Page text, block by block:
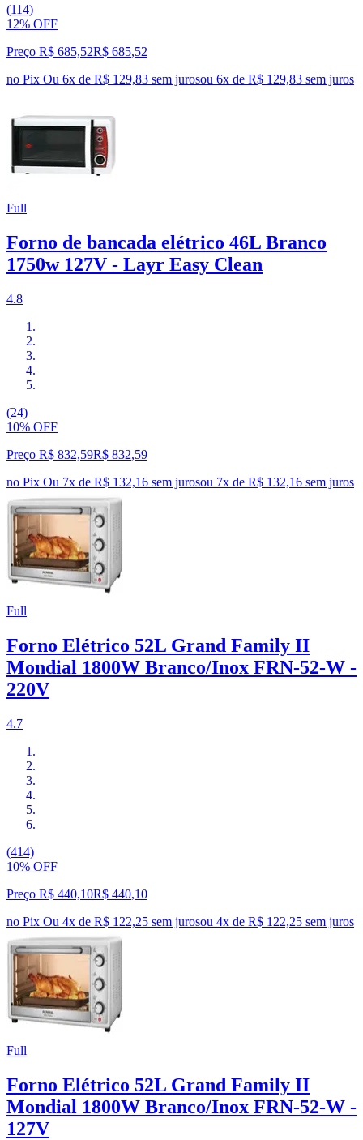
(114)
12% OFF
Preço R$ 685,52R$ 685,52
no Pix Ou 6x de R$ 129,83 sem jurosou 6x de R$ 129,83 sem juros
Full
Forno de bancada elétrico 46L Branco
1750w 127V - Layr Easy Clean
4.8
(24)
10% OFF
Preço R$ 832,59R$ 832,59
no Pix Ou 7x de R$ 132,16 sem jurosou 7x de R$ 132,16 sem juros
Full
Forno Elétrico 52L Grand Family II
Mondial 1800W Branco/Inox FRN-52-W -
220V
4.7
(414)
10% OFF
Preço R$ 440,10R$ 440,10
no Pix Ou 4x de R$ 122,25 sem jurosou 4x de R$ 122,25 sem juros
Full
Forno Elétrico 52L Grand Family II
Mondial 1800W Branco/Inox FRN-52-W -
127V